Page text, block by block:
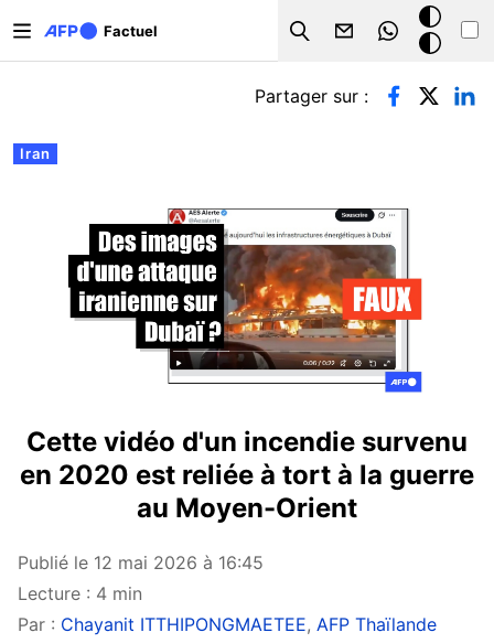
Factuel
Search
Mode
sombre
Onglets principaux
Iran
Partager sur :
Cette vidéo d'un incendie survenu
en 2020 est reliée à tort à la guerre
au Moyen-Orient
Publié le 12 mai 2026 à 16:45
Lecture : 4 min
Par : Chayanit ITTHIPONGMAETEE, AFP Thaïlande